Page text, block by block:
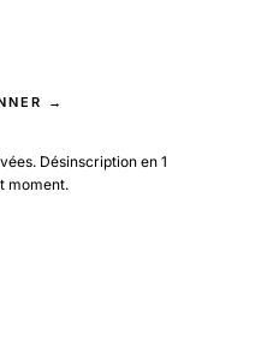
→
Désinscription en 1
moment.